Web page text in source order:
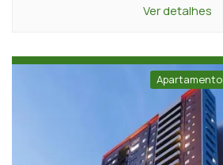
Ver detalhes
Apartamento